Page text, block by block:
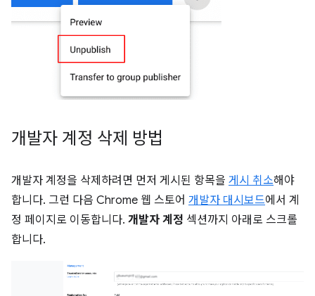
개발자 계정 삭제 방법
개발자 계정을 삭제하려면 먼저 게시된 항목을 게시 취소해야
합니다. 그런 다음 Chrome 웹 스토어 개발자 대시보드에서 계
정 페이지로 이동합니다. 개발자 계정 섹션까지 아래로 스크롤
합니다.